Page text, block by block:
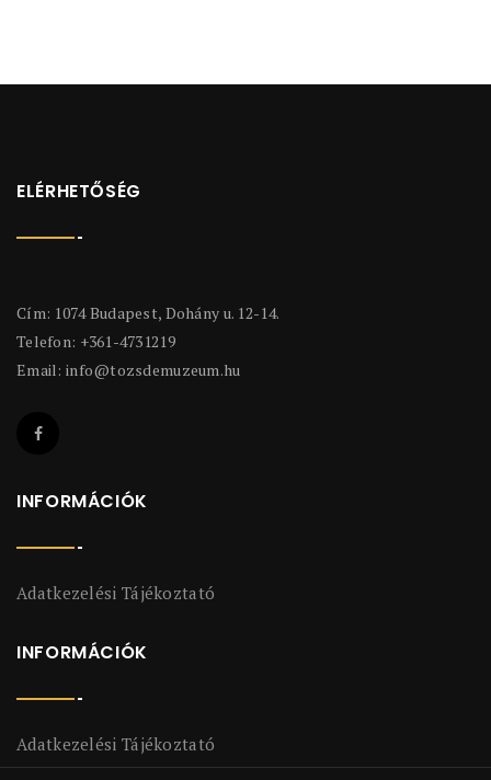
ELÉRHETŐSÉG
Cím: 1074 Budapest, Dohány u. 12-14.
Telefon: +361-4731219
Email: info@tozsdemuzeum.hu
INFORMÁCIÓK
Adatkezelési Tájékoztató
INFORMÁCIÓK
Adatkezelési Tájékoztató